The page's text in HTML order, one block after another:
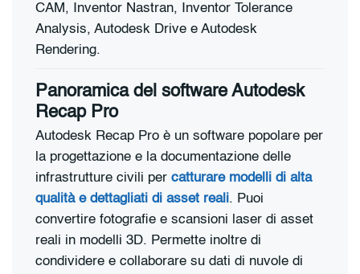
CAM, Inventor Nastran, Inventor Tolerance
Analysis, Autodesk Drive e Autodesk
Rendering.
Panoramica del software Autodesk
Recap Pro
Autodesk Recap Pro è un software popolare per
la progettazione e la documentazione delle
infrastrutture civili per catturare modelli di alta
qualità e dettagliati di asset reali. Puoi
convertire fotografie e scansioni laser di asset
reali in modelli 3D. Permette inoltre di
condividere e collaborare su dati di nuvole di